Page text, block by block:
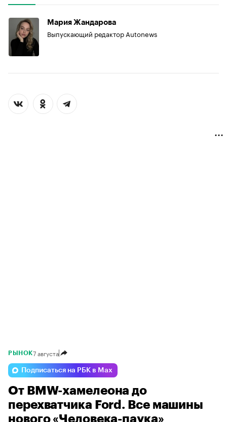
Мария Жандарова
Выпускающий редактор Autonews
РЫНОК7 августа
Подписаться на РБК в Max
От BMW-хамелеона до
перехватчика Ford. Все машины
нового «Человека-паука»